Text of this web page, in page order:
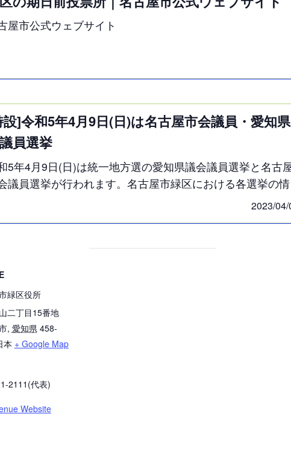
屋市公式ウェブサイト
設]令和5年4月9日(日)は名古屋市会議員・愛知県
員選挙
5年4月9日(日)は統一地方選の愛知県議会議員選挙と名古
議員選挙が行われます。名古屋市緑区における各選挙の情
ページを作成しましたので、これはそのページ一覧です。※
2023/04/
緑区役所
二丁目15番地
, 愛知県 458-
本 + Google Map
2111(代表)
Website